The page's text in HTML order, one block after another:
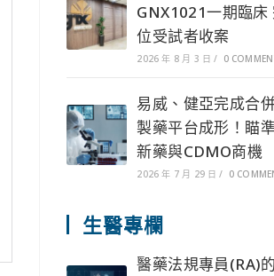
GNX1021一期臨床
位受試者收案
2026 年 8 月 3 日 / 0
易威、健亞完成合
製藥平台成形！瞄
新藥與CDMO商機
2026 年 7 月 29 日 / 0
生醫專欄
醫藥法規專員(RA)